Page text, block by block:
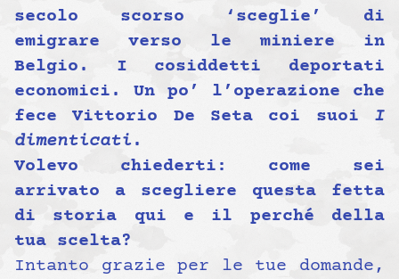
secolo scorso ‘sceglie’ di
emigrare verso le miniere in
Belgio. I cosiddetti deportati
economici. Un po’ l’operazione che
fece Vittorio De Seta coi suoi I
dimenticati.
Volevo chiederti: come sei
arrivato a scegliere questa fetta
di storia qui e il perché della
tua scelta?
Intanto grazie per le tue domande,